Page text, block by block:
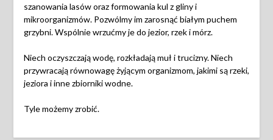
szanowania lasów oraz formowania kul z gliny i
mikroorganizmów. Pozwólmy im zarosnąć białym puchem
grzybni. Wspólnie wrzućmy je do jezior, rzek i mórz.
Niech oczyszczają wodę, rozkładają muł i trucizny. Niech
przywracają równowagę żyjącym organizmom, jakimi są rzeki,
jeziora i inne zbiorniki wodne.
Tyle możemy zrobić.